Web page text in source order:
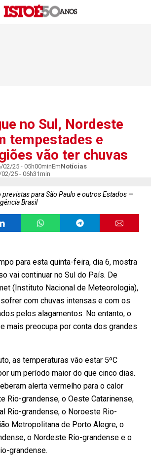
no Sul, Nordeste
tempestades e
vão ter chuvas
02/25 - 05h00minEmNotícias
25 - 06h31min
para São Paulo e outros Estados
Brasil
para esta quinta-feira, dia 6, mostra
vai continuar no Sul do País. De
(Instituto Nacional de Meteorologia),
com chuvas intensas e com os
pelos alagamentos. No entanto, o
mais preocupa por conta dos grandes
as temperaturas vão estar 5ºC
um período maior do que cinco dias.
alerta vermelho para o calor
Rio-grandense, o Oeste Catarinense,
Rio-grandense, o Noroeste Rio-
Metropolitana de Porto Alegre, o
o Nordeste Rio-grandense e o
grandense.